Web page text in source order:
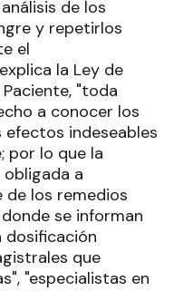
de los
y repetirlos
el
la Ley de
"toda
a conocer los
indeseables
por lo que la
a
los remedios
se informan
que
"especialistas en